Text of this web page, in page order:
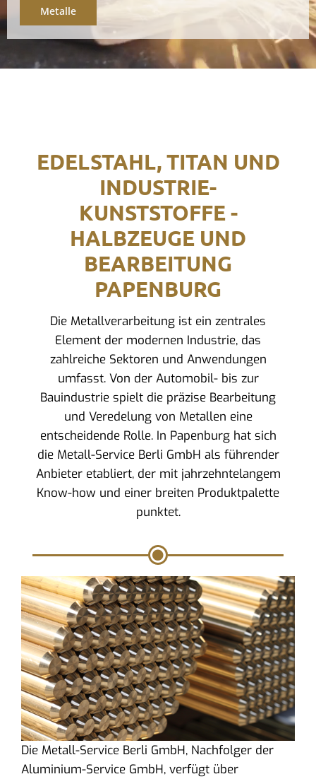
Metalle
EDELSTAHL, TITAN UND
INDUSTRIE-
KUNSTSTOFFE -
HALBZEUGE UND
BEARBEITUNG
PAPENBURG
Die Metallverarbeitung ist ein zentrales
Element der modernen Industrie, das
zahlreiche Sektoren und Anwendungen
umfasst. Von der Automobil- bis zur
Bauindustrie spielt die präzise Bearbeitung
und Veredelung von Metallen eine
entscheidende Rolle. In Papenburg hat sich
die Metall-Service Berli GmbH als führender
Anbieter etabliert, der mit jahrzehntelangem
Know-how und einer breiten Produktpalette
punktet.
Die Metall-Service Berli GmbH, Nachfolger der
Aluminium-Service GmbH, verfügt über